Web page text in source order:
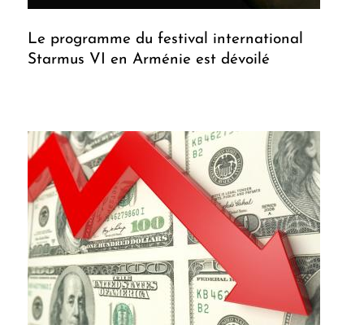
Le programme du festival international
Starmus VI en Arménie est dévoilé